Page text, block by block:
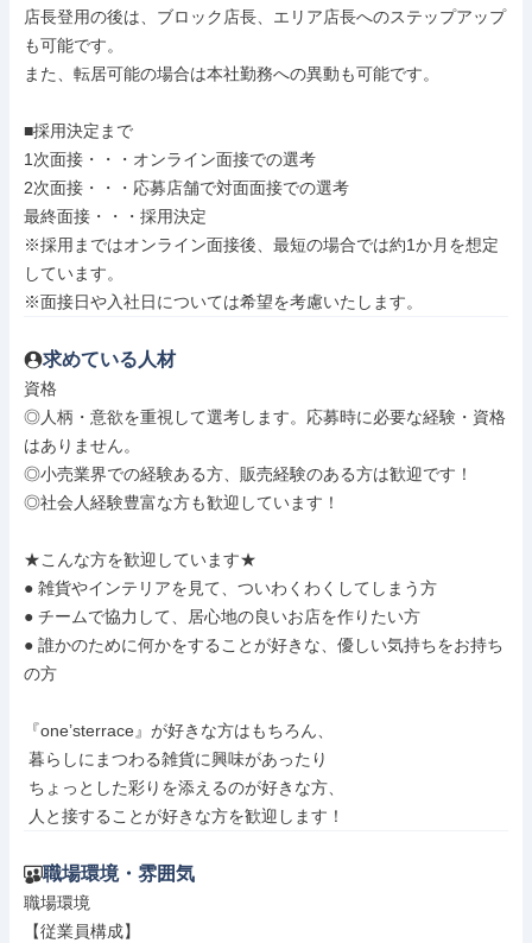
店長登用の後は、ブロック店長、エリア店長へのステップアップ
も可能です。
また、転居可能の場合は本社勤務への異動も可能です。
■採用決定まで
1次面接・・・オンライン面接での選考
2次面接・・・応募店舗で対面面接での選考
最終面接・・・採用決定
※採用まではオンライン面接後、最短の場合では約1か月を想定
しています。
※面接日や入社日については希望を考慮いたします。
求めている人材
資格
◎人柄・意欲を重視して選考します。応募時に必要な経験・資格
はありません。
◎小売業界での経験ある方、販売経験のある方は歓迎です！
◎社会人経験豊富な方も歓迎しています！
★こんな方を歓迎しています★
● 雑貨やインテリアを見て、ついわくわくしてしまう方
● チームで協力して、居心地の良いお店を作りたい方
● 誰かのために何かをすることが好きな、優しい気持ちをお持ち
の方
『one’sterrace』が好きな方はもちろん、
人と接することが好きな方を歓迎します！
職場環境・雰囲気
職場環境
【従業員構成】